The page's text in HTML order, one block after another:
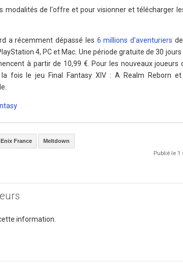
modalités de l'offre et pour visionner et télécharger
a récemment dépassé les 6 millions d'aventuriers
4, PC et Mac. Une période gratuite de 30
à partir de 10,99 €. Pour les nouveaux joueurs
fois le jeu Final Fantasy XIV : A Realm Reborn et
France Meltdown
Publié le 1
information.